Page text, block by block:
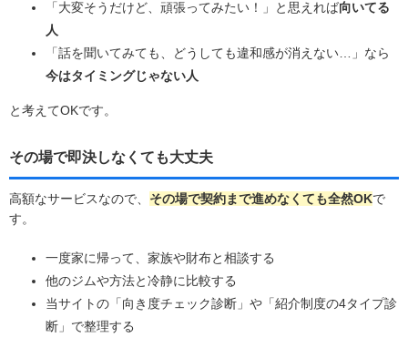
「大変そうだけど、頑張ってみたい！」と思えれば向いてる
人
「話を聞いてみても、どうしても違和感が消えない…」なら
今はタイミングじゃない人
と考えてOKです。
その場で即決しなくても大丈夫
高額なサービスなので、 その場で契約まで進めなくても全然OKで
す。
一度家に帰って、家族や財布と相談する
他のジムや方法と冷静に比較する
当サイトの「向き度チェック診断」や「紹介制度の4タイプ診
断」で整理する